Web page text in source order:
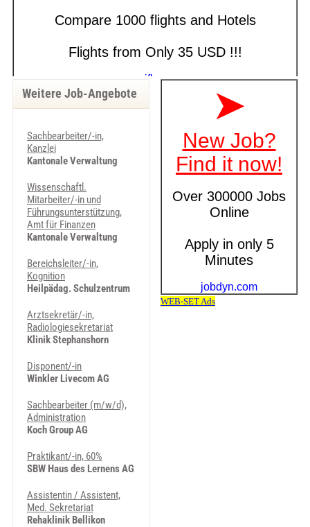
Weitere Job-Angebote
Sachbearbeiter/-in,
Kanzlei
Kantonale Verwaltung
Wissenschaftl.
Mitarbeiter/-in und
Führungsunterstützung,
Amt für Finanzen
Kantonale Verwaltung
Bereichsleiter/-in,
Kognition
Heilpädag. Schulzentrum
Arztsekretär/-in,
Radiologiesekretariat
Klinik Stephanshorn
Disponent/-in
Winkler Livecom AG
Sachbearbeiter (m/w/d),
Administration
Koch Group AG
Praktikant/-in, 60%
SBW Haus des Lernens AG
Assistentin / Assistent,
Med. Sekretariat
Rehaklinik Bellikon